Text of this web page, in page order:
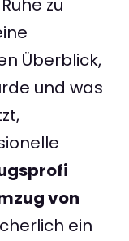
zu
Überblick,
und was
von
ein